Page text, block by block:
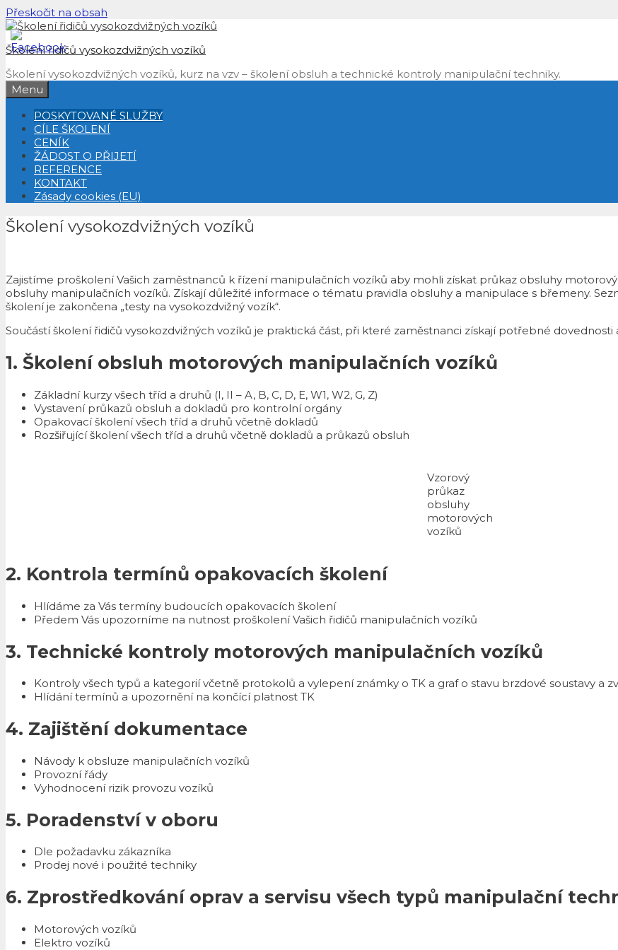
Přeskočit na obsah
Školení řidičů vysokozdvižných vozíků
Školení vysokozdvižných vozíků, kurz na vzv – školení obsluh a technické kontroly manipulační techniky.
Menu
POSKYTOVANÉ SLUŽBY
CÍLE ŠKOLENÍ
CENÍK
ŽÁDOST O PŘIJETÍ
REFERENCE
KONTAKT
Zásady cookies (EU)
Školení vysokozdvižných vozíků
Zajistíme proškolení Vašich zaměstnanců k řízení manipulačních vozíků aby mohli získat průkaz obsluhy
obsluhy manipulačních vozíků. Získají důležité informace o tématu pravidla obsluhy a manipulace s břemeny.
školení je zakončena „testy na vysokozdvižný vozík“.
Součástí školení řidičů vysokozdvižných vozíků je praktická část, při které zaměstnanci získají potřebné dovednosti
1. Školení obsluh motorových manipulačních vozíků
Základní kurzy všech tříd a druhů (I, II – A, B, C, D, E, W1, W2, G, Z)
Vystavení průkazů obsluh a dokladů pro kontrolní orgány
Opakovací školení všech tříd a druhů včetně dokladů
Rozšiřující školení všech tříd a druhů včetně dokladů a průkazů obsluh
Vzorový
průkaz
obsluhy
motorových
vozíků
2. Kontrola termínů opakovacích školení
Hlídáme za Vás termíny budoucích opakovacích školení
Předem Vás upozorníme na nutnost proškolení Vašich řidičů manipulačních vozíků
3. Technické kontroly motorových manipulačních vozíků
Kontroly všech typů a kategorií včetně protokolů a vylepení známky o TK a graf o stavu brzdové soustavy a
Hlídání termínů a upozornění na končící platnost TK
4. Zajištění dokumentace
Návody k obsluze manipulačních vozíků
Provozní řády
Vyhodnocení rizik provozu vozíků
5. Poradenství v oboru
Dle požadavku zákazníka
Prodej nové i použité techniky
6. Zprostředkování oprav a servisu všech typů manipulační
Motorových vozíků
Elektro vozíků